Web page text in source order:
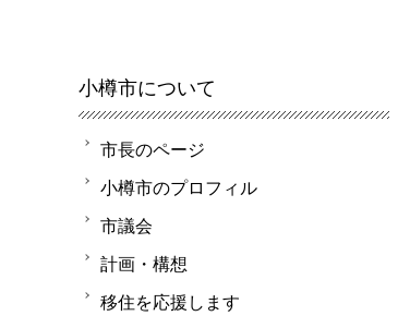
小樽市について
市長のページ
小樽市のプロフィル
市議会
計画・構想
移住を応援します